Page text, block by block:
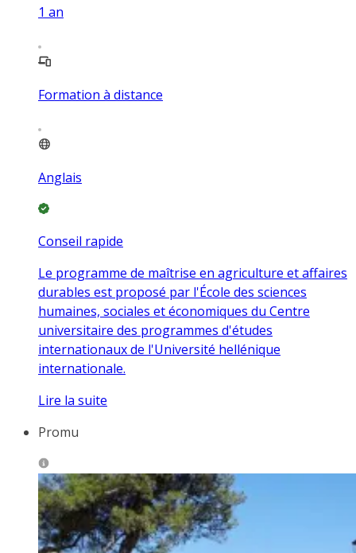
1 an
Formation à distance
Anglais
Conseil rapide
Le programme de maîtrise en agriculture et affaires
durables est proposé par l'École des sciences
humaines, sociales et économiques du Centre
universitaire des programmes d'études
internationaux de l'Université hellénique
internationale.
Lire la suite
Promu